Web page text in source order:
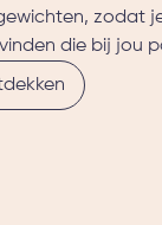
zodat
die bij jou